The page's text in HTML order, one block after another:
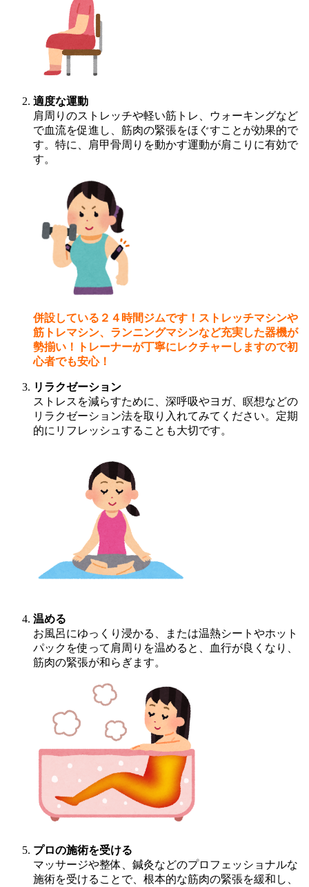
適度な運動
肩周りのストレッチや軽い筋トレ、ウォーキングなど
で血流を促進し、筋肉の緊張をほぐすことが効果的で
す。特に、肩甲骨周りを動かす運動が肩こりに有効で
す。
併設している２４時間ジムです！ストレッチマシンや
筋トレマシン、ランニングマシンなど充実した器機が
勢揃い！トレーナーが丁寧にレクチャーしますので初
心者でも安心！
リラクゼーション
ストレスを減らすために、深呼吸やヨガ、瞑想などの
リラクゼーション法を取り入れてみてください。定期
的にリフレッシュすることも大切です。
温める
お風呂にゆっくり浸かる、または温熱シートやホット
パックを使って肩周りを温めると、血行が良くなり、
筋肉の緊張が和らぎます。
プロの施術を受ける
マッサージや整体、鍼灸などのプロフェッショナルな
施術を受けることで、根本的な筋肉の緊張を緩和し、